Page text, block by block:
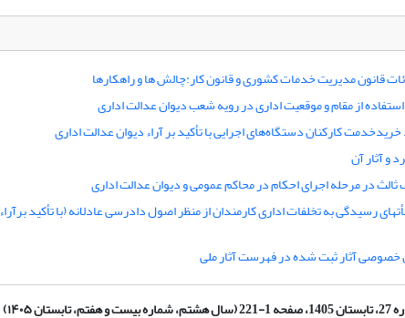
قانون مدیریت خدمات کشوری و قانون کار:چالش ها و راهکارها
از مقام و موقعیت اداری در رویه شعب دیوان عدالت اداری
کارکنان دستگاه‌های اجرایی با تأکید بر آراء دیوان عدالت اداری
و آثار آن
در مرحله اجرای احکام در محاکم عمومی و دیوان عدالت اداری
رسیدگی به تخلفات اداری کارمندان از منظر اصول دادرسی عادلانه (با تأکید برآراء
خصوصی آثار ثبت شده در فهرست آثار ملی